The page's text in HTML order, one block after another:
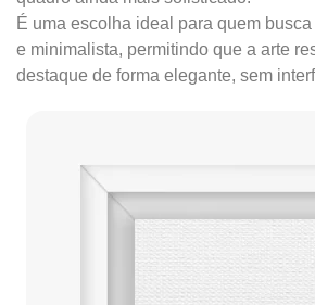
É uma escolha ideal para quem
e minimalista, permitindo que a arte
destaque de forma elegante, sem